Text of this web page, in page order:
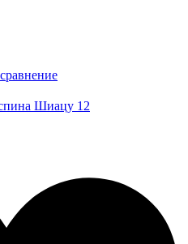
Шиацу 12